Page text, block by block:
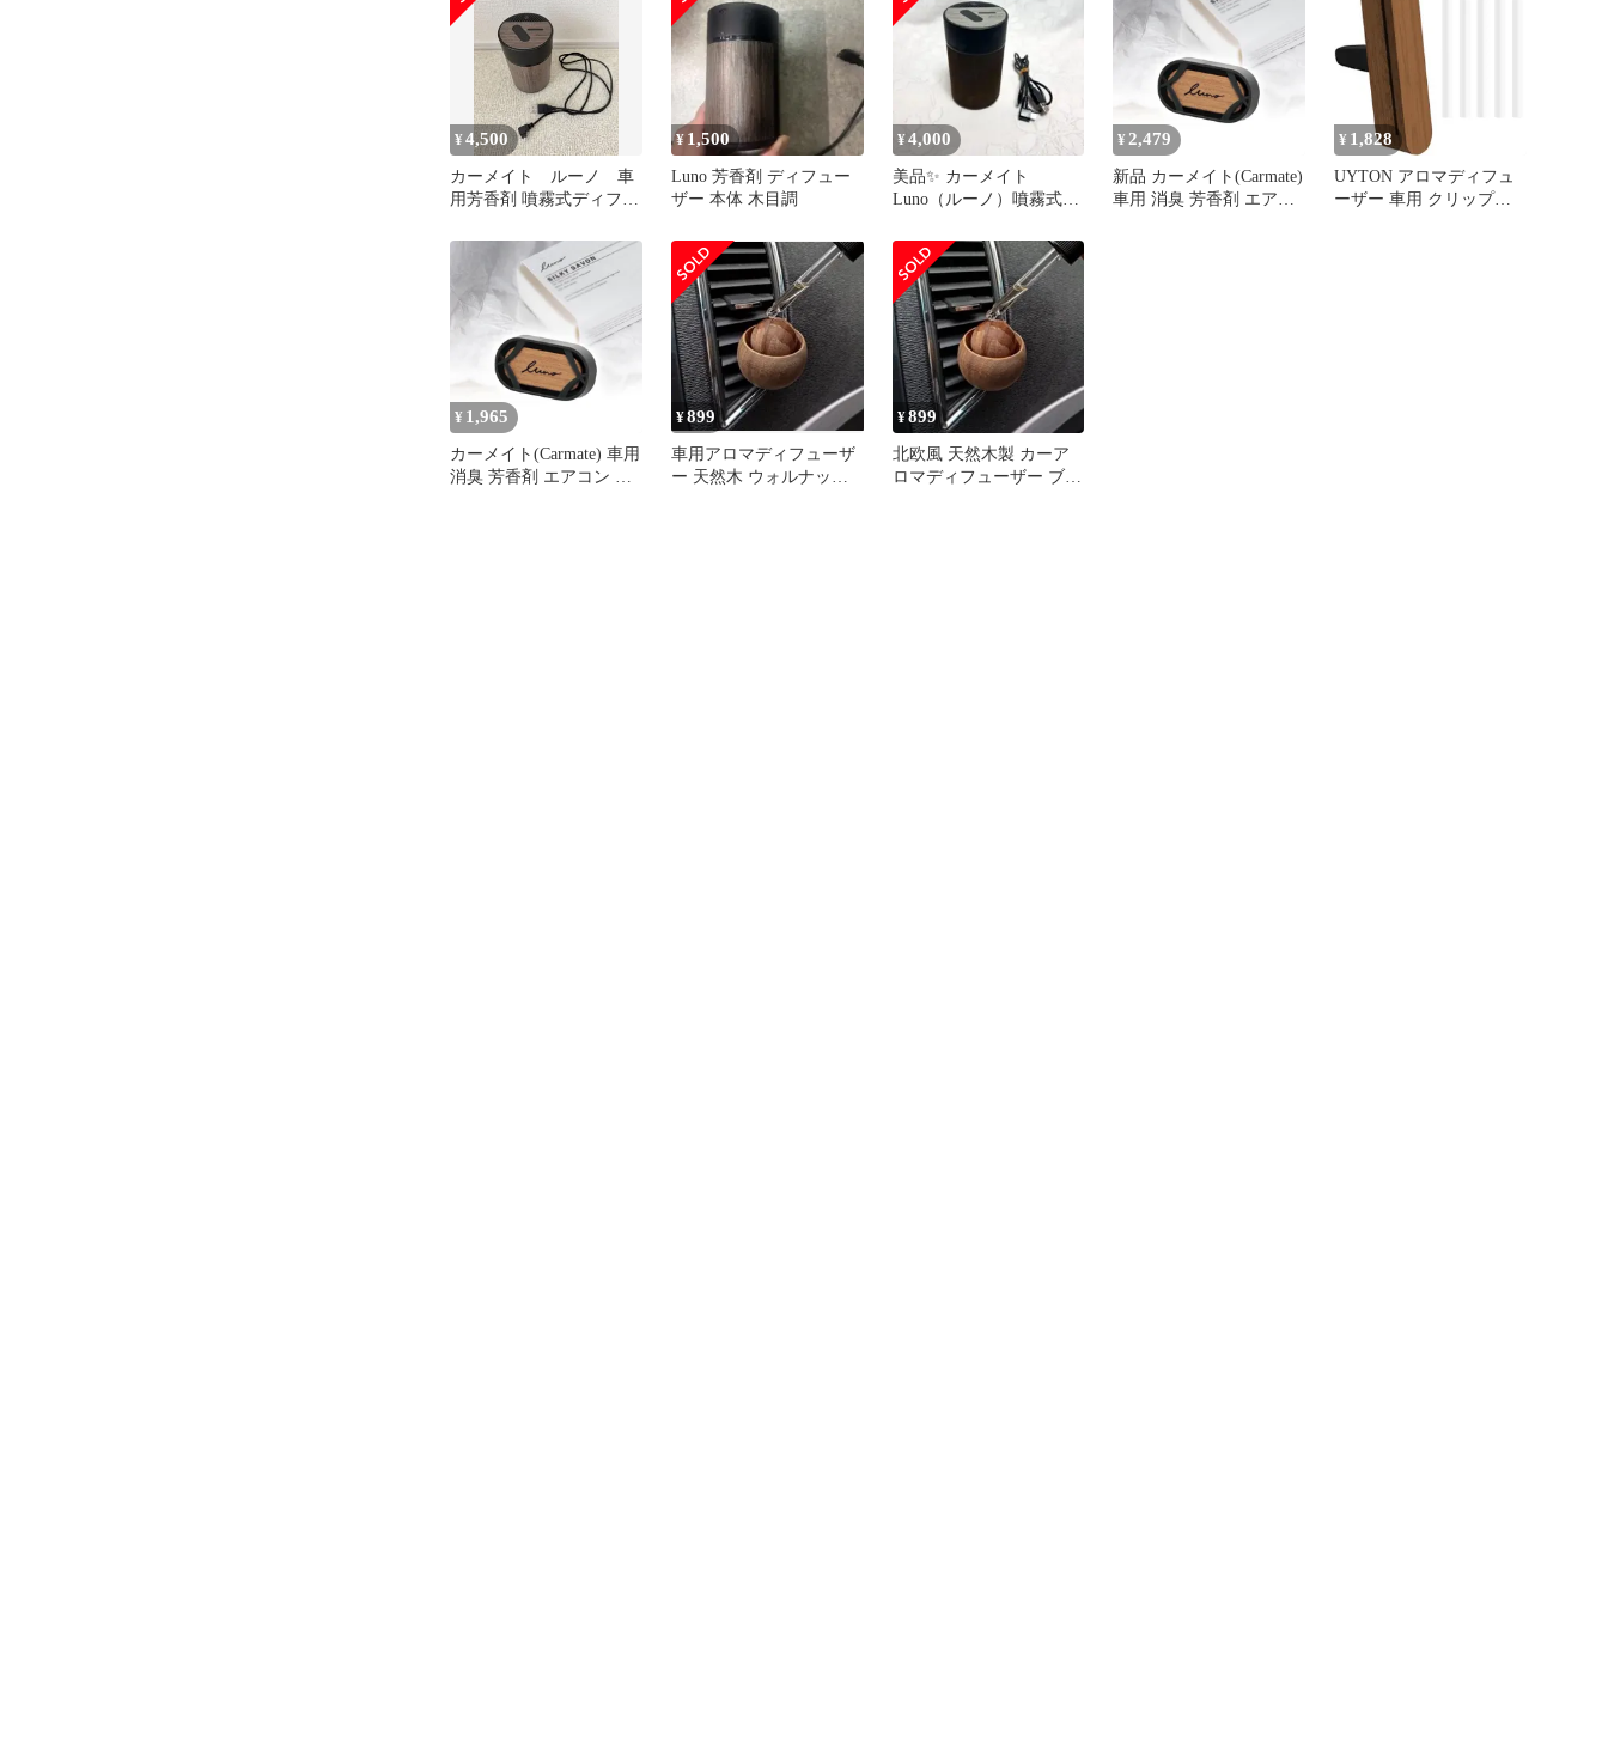
フォレスト ゲル 置き型
80g 【柔らかで清潔感の
あるクリーンフローラル
の香り】 G992
¥4,500
カーメイト ルーノ 車
用芳香剤 噴霧式ディフュ
¥ 1,500
Luno 芳香剤 ディフュー
ザー 本体 木目調
¥4,000
美品✨ カーメイト
Luno（ルーノ）噴霧式フ
ー ブラウン
¥ 2,479
新品 カーメイト(Carmate)
車用 消臭 芳香剤 エアコ
¥ 1,828
UYTON アロマディフュ
ーザー 車用 クリップ式
¥ 1,965
カーメイト(Carmate) 車用
消臭 芳香剤 エアコン 吹
¥899
車用アロマディフューザ
ー 天然木 ウォルナット
¥899
北欧風 天然木製 カーア
ロマディフューザー ブラ